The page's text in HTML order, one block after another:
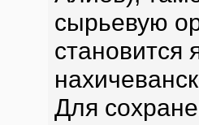
сырьевую
становится
Для